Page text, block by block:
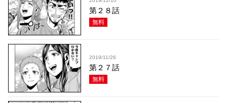
第２８話
無料
2019/11/26
第２７話
無料